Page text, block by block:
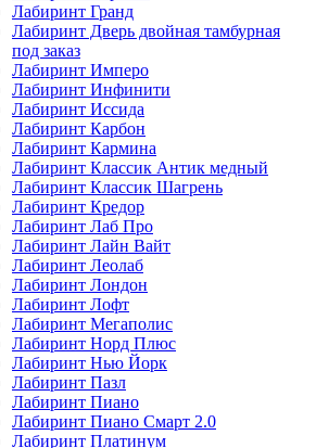
Лабиринт Гранд
Лабиринт Дверь двойная тамбурная
под заказ
Лабиринт Имперо
Лабиринт Инфинити
Лабиринт Иссида
Лабиринт Карбон
Лабиринт Кармина
Лабиринт Классик Антик медный
Лабиринт Классик Шагрень
Лабиринт Кредор
Лабиринт Лаб Про
Лабиринт Лайн Вайт
Лабиринт Леолаб
Лабиринт Лондон
Лабиринт Лофт
Лабиринт Мегаполис
Лабиринт Норд Плюс
Лабиринт Нью Йорк
Лабиринт Пазл
Лабиринт Пиано
Лабиринт Пиано Смарт 2.0
Лабиринт Платинум